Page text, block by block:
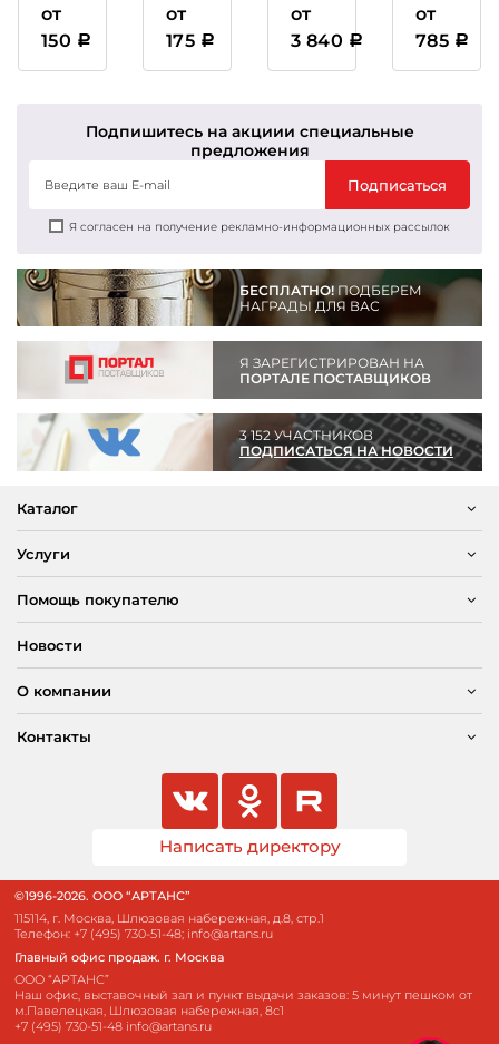
медаль
Хоккей
место
от
150
медаль
Бокс
место
от
175
Казимир
(этажерка)
от
3 840
Минор
от
785
Подпишитесь на акциии специальные
предложения
Подписаться
Я согласен на получение рекламно-информационных рассылок
БЕСПЛАТНО!ПОДБЕРЕМ
НАГРАДЫ ДЛЯ ВАС
Я ЗАРЕГИСТРИРОВАН НА
ПОРТАЛЕ ПОСТАВЩИКОВ
3 152 УЧАСТНИКОВ
ПОДПИСАТЬСЯ НА НОВОСТИ
Каталог
Услуги
Помощь покупателю
Новости
О компании
Контакты
Написать директору
©1996-2026. ООО “АРТАНС”
115114, г. Москва, Шлюзовая набережная, д.8, стр.1
Телефон: +7 (495) 730-51-48; info@artans.ru
Главный офис продаж. г. Москва
ООО “АРТАНС”
Наш офис, выставочный зал и пункт выдачи заказов: 5 минут пешком от
м.Павелецкая, Шлюзовая набережная, 8с1
+7 (495) 730-51-48 info@artans.ru